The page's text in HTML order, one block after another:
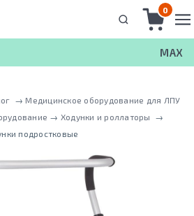
0
MAX
→ Медицинское оборудование для ЛПУ
→ Ходунки и роллаторы
→
подростковые